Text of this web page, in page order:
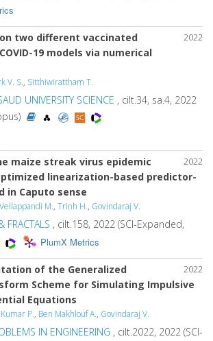
2022
two different vaccinated
19 models via numerical
V. S., Sitthiwirattham T.
UNIVERSITY SCIENCE , cilt.34, sa.4, 2022
2022
maize streak virus epidemic
linearization-based predictor-
in Caputo sense
Vellappandi M., Trinh H., Govindaraj V.
FRACTALS , cilt.158, 2022 (SCI-Expanded,
PlumX Metrics
2022
of the Generalized
Scheme for Simulating Impulsive
Equations
Kumar P., Ben Makhlouf A., Govindaraj V.
IN ENGINEERING , cilt.2022, 2022 (SCI-